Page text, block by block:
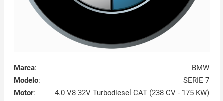
Marca:
BMW
Modelo:
SERIE 7
Motor: 4.0 V8 32V Turbodiesel CAT (238 CV - 175 KW)